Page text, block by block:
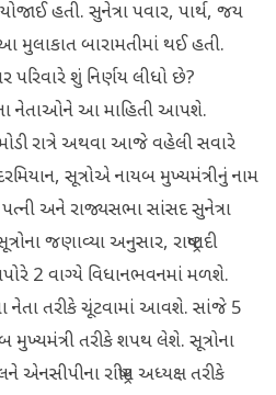
હતી. સુનેત્રા પવાર, પાર્થ, જય
બારામતીમાં થઈ હતી.
પરિવારે શું નિર્ણય લીધો છે?
નેતાઓને આ માહિતી આપશે.
રાત્રે અથવા આજે વહેલી સવારે
સૂત્રોએ નાયબ મુખ્યમંત્રીનું નામ
અને રાજ્યસભા સાંસદ સુનેત્રા
જણાવ્યા અનુસાર, રાષ્ટ્રવાદી
2 વાગ્યે વિધાનભવનમાં મળશે.
નેતા તરીકે ચૂંટવામાં આવશે. સાંજે 5
તરીકે શપથ લેશે. સૂત્રોના
રાષ્ટ્રીય અધ્યક્ષ તરીકે